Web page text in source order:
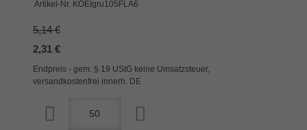
Artikel-Nr. KOEIgru105FLA6
5,14 €
2,31 €
Endpreis - gem. § 19 UStG keine Umsatzsteuer,
versandkostenfrei innerh. DE